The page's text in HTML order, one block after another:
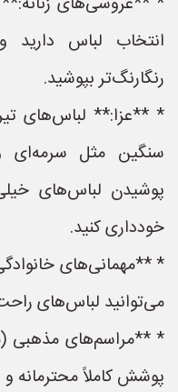
انتخاب لباس دارید
رنگارنگ‌تر بپوشید.
* **عزا:** لباس‌های
سنگین مثل سرمه‌ای
پوشیدن لباس‌های
خودداری کنید.
* **مهمانی‌های
می‌توانید لباس‌های
* **مراسم‌های مذهبی
پوشش کاملاً محترمانه